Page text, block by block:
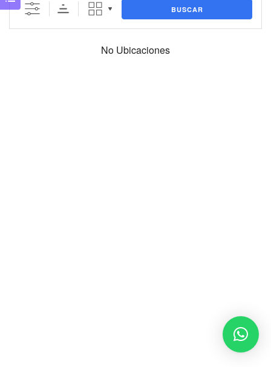
BUSCAR
No Ubicaciones